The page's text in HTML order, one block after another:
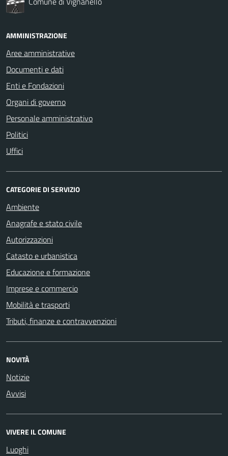
AMMINISTRAZIONE
Aree amministrative
Documenti e dati
Enti e Fondazioni
Organi di governo
Personale amministrativo
Politici
Uffici
CATEGORIE DI SERVIZIO
Ambiente
Anagrafe e stato civile
Autorizzazioni
Catasto e urbanistica
Educazione e formazione
Imprese e commercio
Mobilità e trasporti
Tributi, finanze e contravvenzioni
NOVITÀ
Notizie
Avvisi
VIVERE IL COMUNE
Luoghi